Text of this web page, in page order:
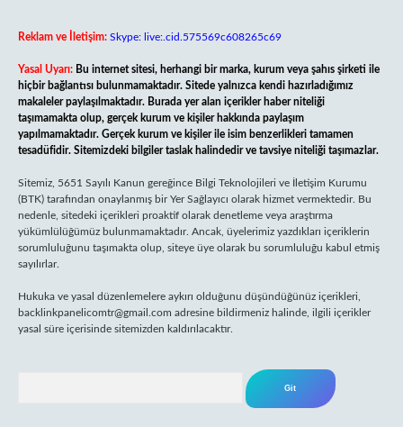
Reklam ve İletişim: Skype: live:.cid.575569c608265c69
Yasal Uyarı: Bu internet sitesi, herhangi bir marka, kurum veya şahıs şirketi ile
hiçbir bağlantısı bulunmamaktadır. Sitede yalnızca kendi hazırladığımız
makaleler paylaşılmaktadır. Burada yer alan içerikler haber niteliği
taşımamakta olup, gerçek kurum ve kişiler hakkında paylaşım
yapılmamaktadır. Gerçek kurum ve kişiler ile isim benzerlikleri tamamen
tesadüfidir. Sitemizdeki bilgiler taslak halindedir ve tavsiye niteliği taşımazlar.
Sitemiz, 5651 Sayılı Kanun gereğince Bilgi Teknolojileri ve İletişim Kurumu
(BTK) tarafından onaylanmış bir Yer Sağlayıcı olarak hizmet vermektedir. Bu
nedenle, sitedeki içerikleri proaktif olarak denetleme veya araştırma
yükümlülüğümüz bulunmamaktadır. Ancak, üyelerimiz yazdıkları içeriklerin
sorumluluğunu taşımakta olup, siteye üye olarak bu sorumluluğu kabul etmiş
sayılırlar.
Hukuka ve yasal düzenlemelere aykırı olduğunu düşündüğünüz içerikleri,
backlinkpanelicomtr@gmail.com adresine bildirmeniz halinde, ilgili içerikler
yasal süre içerisinde sitemizden kaldırılacaktır.